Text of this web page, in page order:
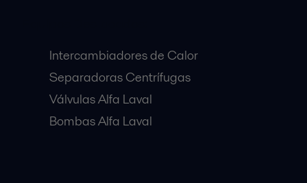
Intercambiadores de Calor
Separadoras Centrífugas
Válvulas Alfa Laval
Bombas Alfa Laval